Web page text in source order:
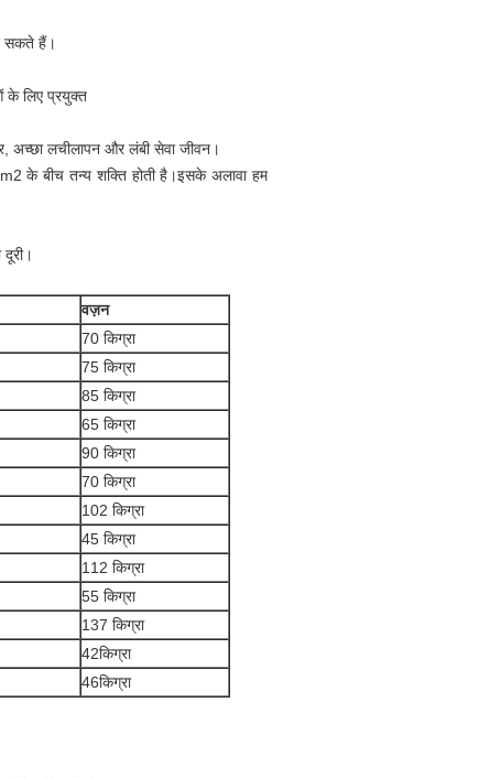
सकते हैं।
के लिए प्रयुक्त
अच्छा लचीलापन और लंबी सेवा जीवन।
के बीच तन्य शक्ति होती है।इसके अलावा हम
वज़न
70 किग्रा
75 किग्रा
85 किग्रा
65 किग्रा
90 किग्रा
70 किग्रा
102 किग्रा
45 किग्रा
112 किग्रा
55 किग्रा
137 किग्रा
42किग्रा
46किग्रा